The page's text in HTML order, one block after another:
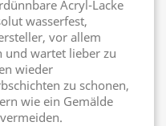
Acryl-Lacke
wasserfest,
vor allem
und wartet lieber zu
wieder
zu schonen,
wie ein Gemälde